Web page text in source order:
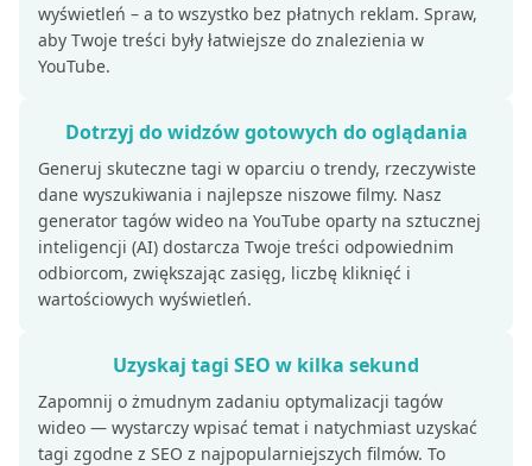
wyświetleń – a to wszystko bez płatnych reklam. Spraw,
aby Twoje treści były łatwiejsze do znalezienia w
YouTube.
Dotrzyj do widzów gotowych do oglądania
Generuj skuteczne tagi w oparciu o trendy, rzeczywiste
dane wyszukiwania i najlepsze niszowe filmy. Nasz
generator tagów wideo na YouTube oparty na sztucznej
inteligencji (AI) dostarcza Twoje treści odpowiednim
odbiorcom, zwiększając zasięg, liczbę kliknięć i
wartościowych wyświetleń.
Uzyskaj tagi SEO w kilka sekund
Zapomnij o żmudnym zadaniu optymalizacji tagów
wideo — wystarczy wpisać temat i natychmiast uzyskać
tagi zgodne z SEO z najpopularniejszych filmów. To